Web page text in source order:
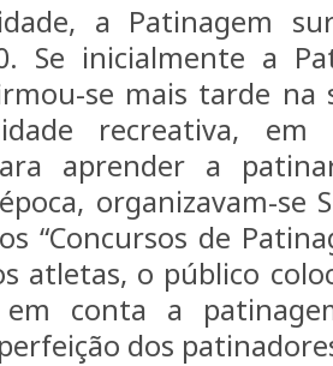
a Patinagem
Se inicialmente a
se mais tarde na
recreativa,
aprender a
organizavam-se
“Concursos de
atletas, o público
conta a
dos